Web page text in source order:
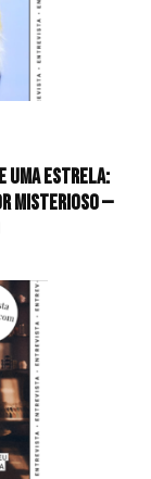
uma estrela:
misterioso —